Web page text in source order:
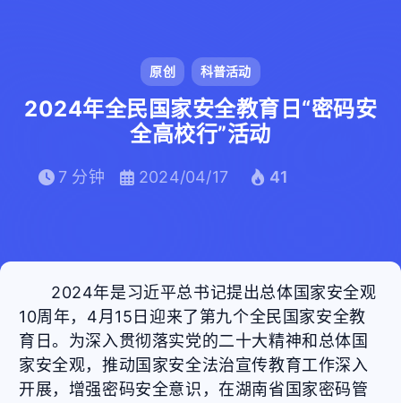
原创 科普活动
2024年全民国家安全教育日“密码安
全高校行”活动
7 分钟 2024/04/17 41
2024年是习近平总书记提出总体国家安全观
10周年，4月15日迎来了第九个全民国家安全教
育日。为深入贯彻落实党的二十大精神和总体国
家安全观，推动国家安全法治宣传教育工作深入
开展，增强密码安全意识，在湖南省国家密码管